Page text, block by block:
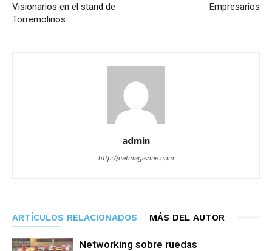
Visionarios en el stand de
Torremolinos
Empresarios
admin
http://cetmagazine.com
ARTÍCULOS RELACIONADOS MÁS DEL AUTOR
Networking sobre ruedas